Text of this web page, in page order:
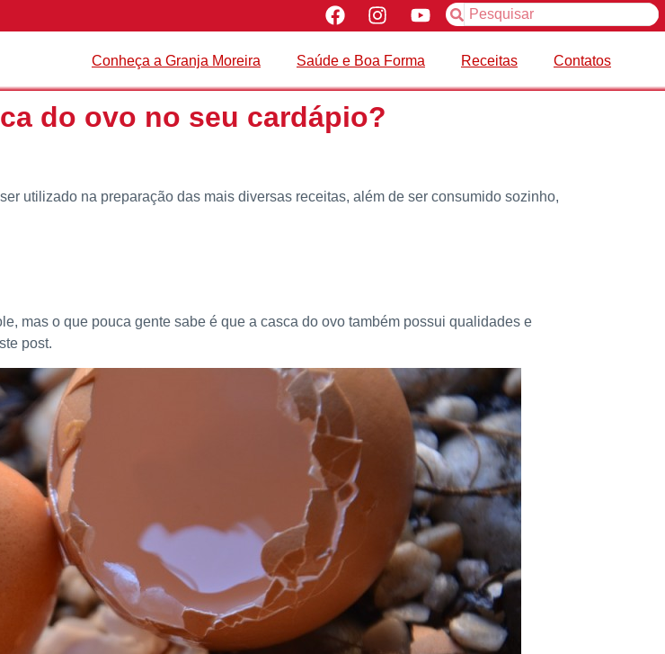
Conheça a Granja Moreira Saúde e Boa Forma Receitas Contatos
do ovo no seu cardápio?
utilizado na preparação das mais diversas receitas, além de ser consumido sozinho,
mas o que pouca gente sabe é que a casca do ovo também possui qualidades e
post.